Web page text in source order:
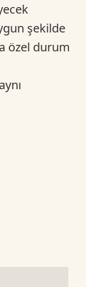
şekilde
özel durum